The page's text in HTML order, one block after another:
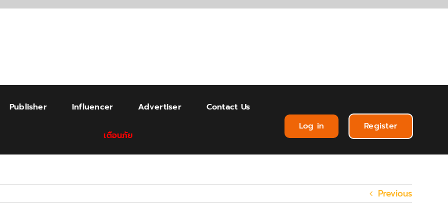
Publisher Influencer Advertiser Contact Us
เตือนภัย
Log in Register
Previous